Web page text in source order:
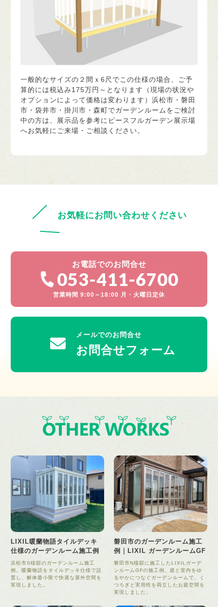
一般的なサイズの２間ｘ6尺でこの仕様の場合、ご予
算的には税込み175万円～となります（現場の状況や
オプションによって価格は変わります）浜松市・磐田
市・袋井市・掛川市・森町でガーデンルームをご検討
中の方は、展示品を参考にピースフルガーデン展示場
へお気軽にご来場・ご相談ください。
お気軽にお問い合わせください
お電話でのお問合せ
053-411-6700
営業時間 9:00～18:00 月・火曜日定休
メールでのお問合せ
お問合せフォーム
LIXIL暖蘭物語タイルデッキ
仕様のガーデンルーム施工例
浜松市S様邸のガーデンルーム施工
例。暖蘭物語をタイルデッキ仕様で設
置し、解体最小限で快適な屋外空間を
実現しました。
磐田市のガーデンルーム施工
例｜LIXIL ガーデンルームGF
磐田市N様邸に施工したLIXILガーデ
ンルームGFの施工例。庭と室内をゆ
るやかにつなぐガーデンルームで、く
つろぎと実用性を両立したお庭空間を
実現しました。